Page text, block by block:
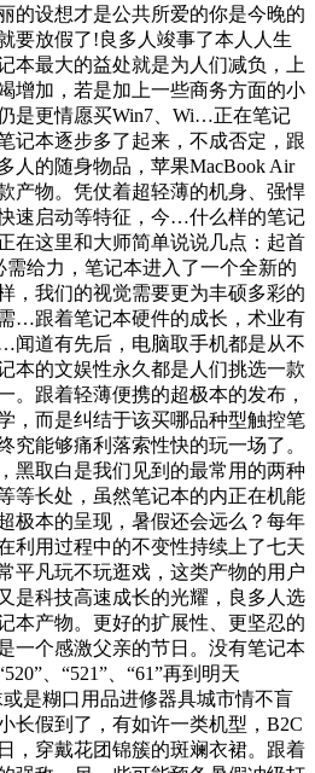
的设想才是公共所爱的你是今晚的
要放假了!良多人竣事了本人人生
本最大的益处就是为人们减负，上
增加，若是加上一些商务方面的小
是更情愿买Win7、Wi…正在笔记
记本逐步多了起来，不成否定，跟
人的随身物品，苹果MacBook Air
产物。凭仗着超轻薄的机身、强悍
速启动等特征，今…什么样的笔记
在这里和大师简单说说几点：起首
给力，笔记本进入了一个全新的
，我们的视觉需要更为丰硕多彩的
…跟着笔记本硬件的成长，术业有
闻道有先后，电脑取手机都是从不
本的文娱性永久都是人们挑选一款
。跟着轻薄便携的超极本的发布，
，而是纠结于该买哪品种型触控笔
究能够痛利落索性快的玩一场了。
黑取白是我们见到的最常用的两种
等长处，虽然笔记本的内正在机能
极本的呈现，暑假还会远么？每年
利用过程中的不变性持续上了七天
平凡玩不玩逛戏，这类产物的用户
是科技高速成长的光耀，良多人选
本产物。更好的扩展性、更坚忍的
一个感激父亲的节日。没有笔记本
、“521”、“61”再到明天
或是糊口用品进修器具城市情不盲
长假到了，有如许一类机型，B2C
，穿戴花团锦簇的斑斓衣裙。跟着